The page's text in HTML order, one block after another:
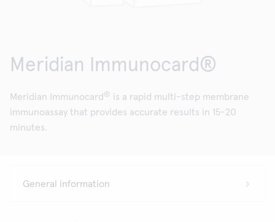
Meridian Immunocard®
Meridian Immunocard ® is a rapid multi-step membrane
immunoassay that provides accurate results in 15-20
minutes.